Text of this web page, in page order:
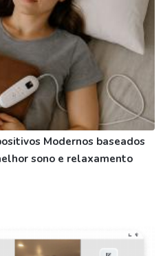
Modernos baseados
sono e relaxamento